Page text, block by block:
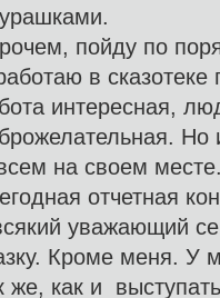
пойду по
в
интересная,
Но
на своем
отчетная
уважающий
Кроме меня. У
же, как и